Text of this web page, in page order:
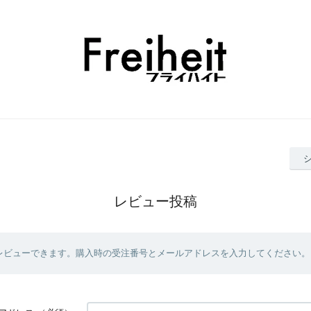
レビュー投稿
ューできます。購入時の受注番号とメールアドレスを入力してください。